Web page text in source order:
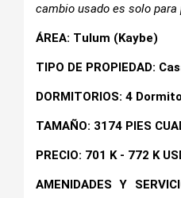
cambio usado es solo
ÁREA: Tulum (Kaybe)
TIPO DE PROPIEDAD:
DORMITORIOS: 4
TAMAÑO: 3174 PIES
PRECIO: 701 K - 772 K
AMENIDADES Y